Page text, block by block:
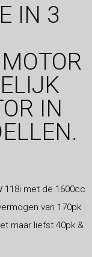
IN 3
IN
118i met de 1600cc
van 170pk
maar liefst 40pk &